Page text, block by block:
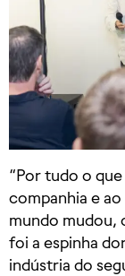
“Por tudo o
companhia e
mundo mudou,
foi a espinha
indústria do